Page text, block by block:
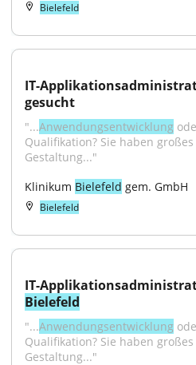
Bielefeld
IT-
gesucht
"...Anwendungsentwicklung
Qualifikation? Sie haben
Gestaltung..."
Klinikum Bielefeld gem. GmbH
Bielefeld
Bielefeld
"...Anwendungsentwicklung
Qualifikation? Sie haben
Gestaltung..."